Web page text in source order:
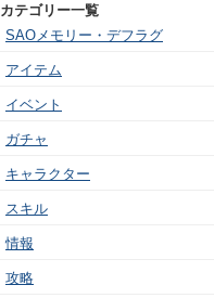
カテゴリー一覧
SAOメモリー・デフラグ
アイテム
イベント
ガチャ
キャラクター
スキル
情報
攻略